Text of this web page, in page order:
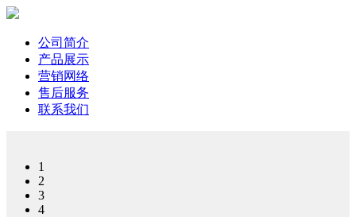
公司简介
产品展示
营销网络
售后服务
联系我们
1
2
3
4